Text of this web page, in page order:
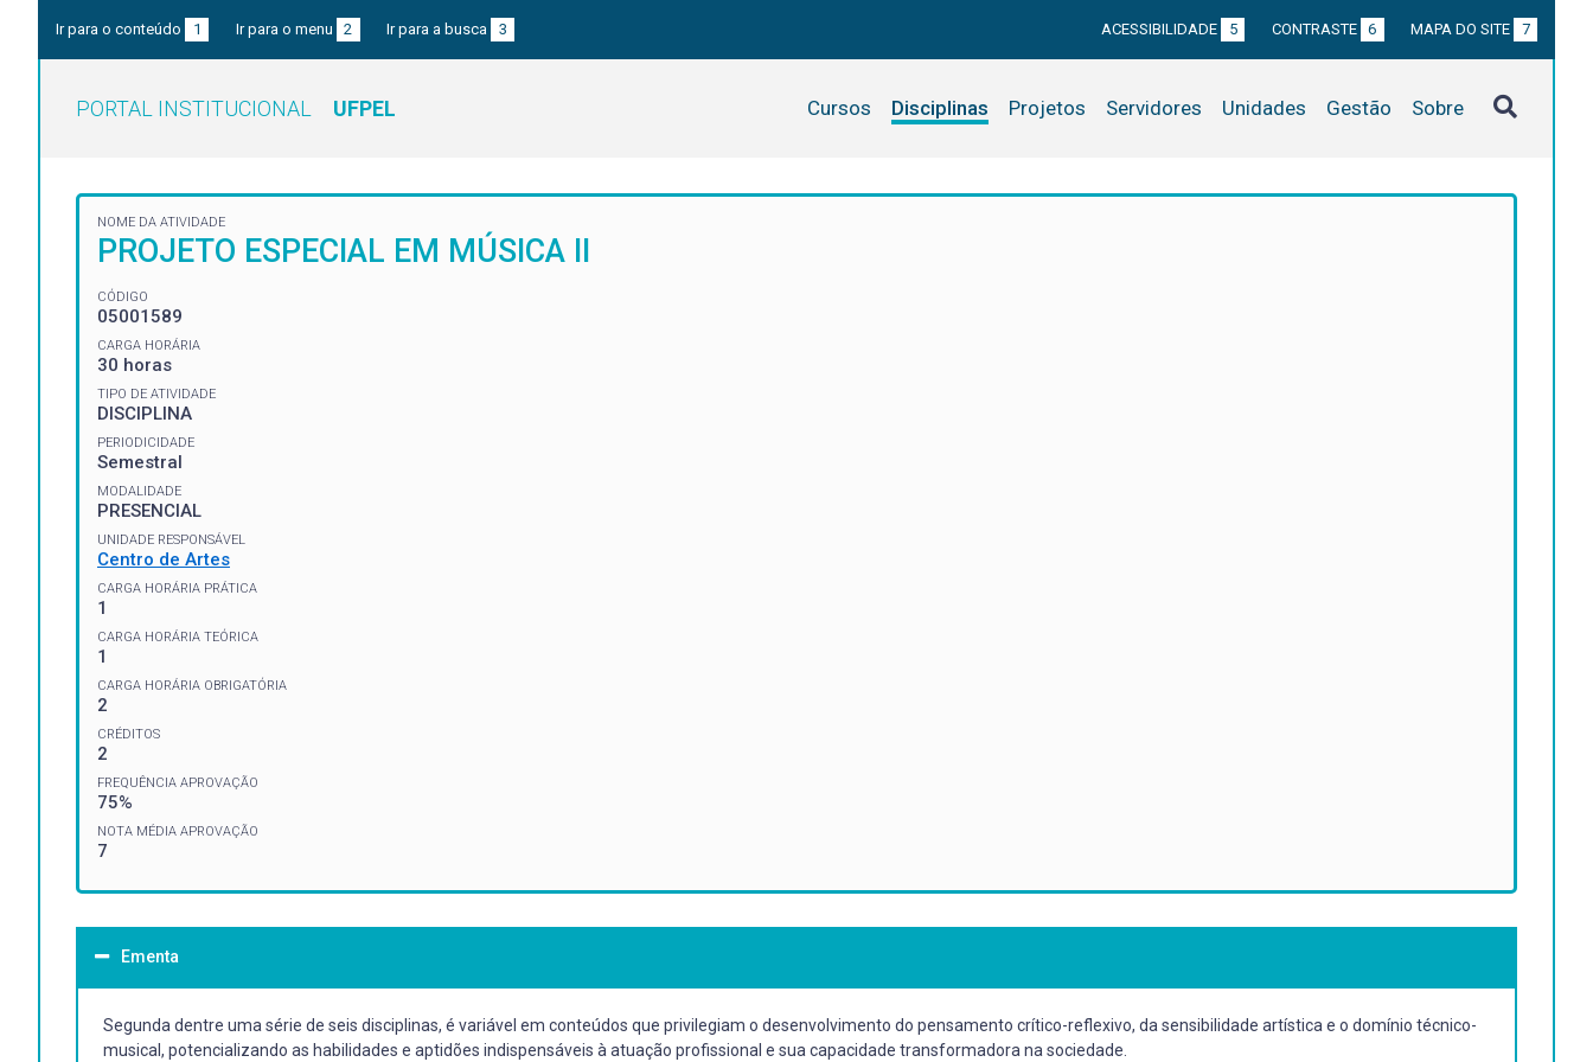
Ir para o conteúdo 1 Ir para o menu 2 Ir para a busca 3 ACESSIBILIDADE 5 CONTRASTE 6 MAPA DO SITE 7
PORTAL INSTITUCIONAL UFPEL Cursos Disciplinas Projetos Servidores Unidades Gestão Sobre
NOME DA ATIVIDADE
PROJETO ESPECIAL EM MÚSICA II
CÓDIGO
05001589
CARGA HORÁRIA
30 horas
TIPO DE ATIVIDADE
DISCIPLINA
PERIODICIDADE
Semestral
MODALIDADE
PRESENCIAL
UNIDADE RESPONSÁVEL
Centro de Artes
CARGA HORÁRIA PRÁTICA
1
CARGA HORÁRIA TEÓRICA
1
CARGA HORÁRIA OBRIGATÓRIA
2
CRÉDITOS
2
FREQUÊNCIA APROVAÇÃO
75%
NOTA MÉDIA APROVAÇÃO
7
Ementa
Segunda dentre uma série de seis disciplinas, é variável em conteúdos que privilegiam o desenvolvimento do pensamento crítico-reflexivo, da sensibilidade artística e o domínio técnico-
musical, potencializando as habilidades e aptidões indispensáveis à atuação profissional e sua capacidade transformadora na sociedade.